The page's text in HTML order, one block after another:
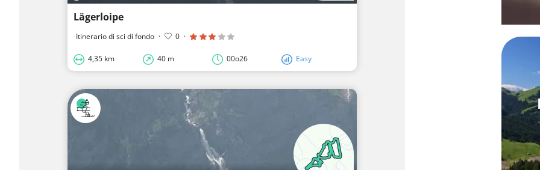
Lägerloipe
Itinerario di sci di fondo · 0 ·
4,35 km 40 m 00o26 Easy